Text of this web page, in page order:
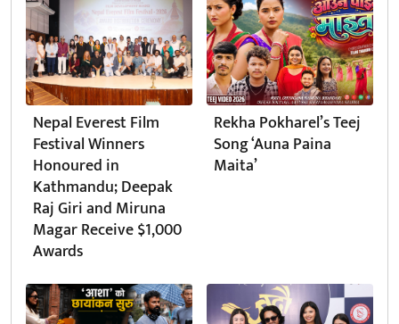
Nepal Everest Film
Festival Winners
Honoured in
Kathmandu; Deepak
Raj Giri and Miruna
Magar Receive $1,000
Awards
Rekha Pokharel’s Teej
Song ‘Auna Paina
Maita’